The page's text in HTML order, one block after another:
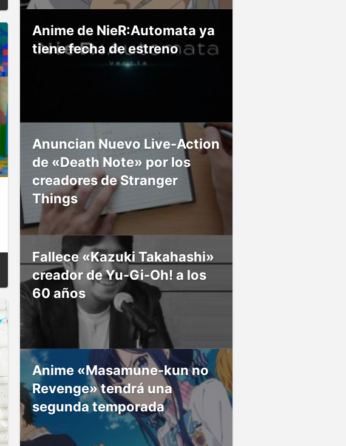
Anime de NieR:Automata ya
tiene fecha de estreno
Anuncian Nuevo Live-Action
de «Death Note» por los
creadores de Stranger
Things
Fallece «Kazuki Takahashi»
creador de Yu-Gi-Oh! a los
60 años
Anime «Masamune-kun no
Revenge» tendrá una
segunda temporada